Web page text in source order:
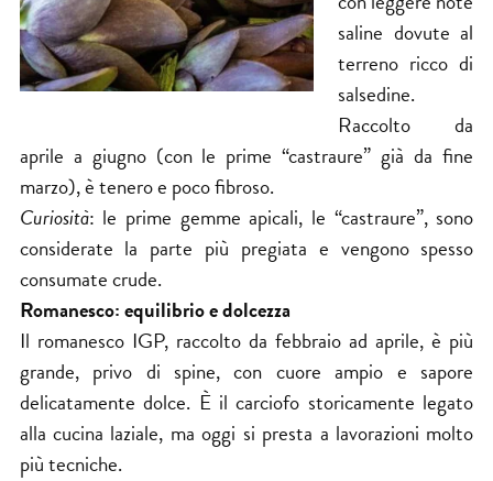
saline dovute al
terreno ricco di
salsedine.
Raccolto da
aprile a giugno (con le prime “castraure” già da fine
marzo), è tenero e poco fibroso.
Curiosità: le prime gemme apicali, le “castraure”, sono
considerate la parte più pregiata e vengono spesso
consumate crude.
Romanesco: equilibrio e dolcezza
Il romanesco IGP, raccolto da febbraio ad aprile, è più
grande, privo di spine, con cuore ampio e sapore
delicatamente dolce. È il carciofo storicamente legato
alla cucina laziale, ma oggi si presta a lavorazioni molto
più tecniche.